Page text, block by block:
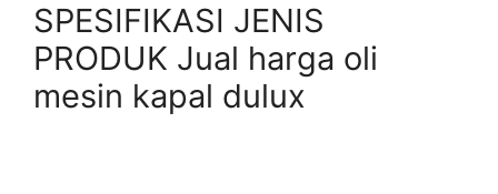
SPESIFIKASI JENIS
PRODUK Jual harga oli
mesin kapal dulux